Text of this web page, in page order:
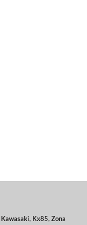
Kawasaki, Kx85,Zona